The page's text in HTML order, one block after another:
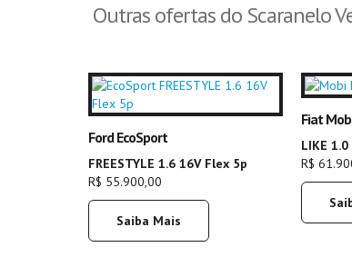
Outras ofertas do Scaranelo
Ford EcoSport
FREESTYLE 1.6 16V Flex 5p
R$ 55.900,00
Saiba Mais
Fiat
LIKE
R$